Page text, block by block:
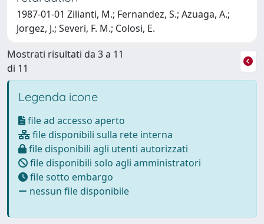
1987-01-01 Zilianti, M.; Fernandez, S.; Azuaga, A.;
Jorgez, J.; Severi, F. M.; Colosi, E.
Mostrati risultati da 3 a 11
di 11
Legenda icone
file ad accesso aperto
file disponibili sulla rete interna
file disponibili agli utenti autorizzati
file disponibili solo agli amministratori
file sotto embargo
nessun file disponibile